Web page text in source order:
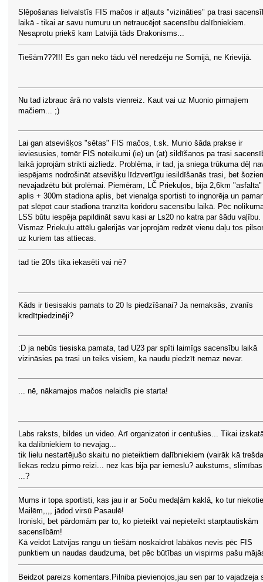
Slēpošanas lielvalstīs FIS mačos ir atļauts "vizināties" pa trasi
laikā - tikai ar savu numuru un netraucējot sacensību dalībniekiem.
Nesaprotu priekš kam Latvijā tāds Drakonisms...
Tiešām???!!! Es gan neko tādu vēl neredzēju ne Somijā, ne Krievijā.
Nu tad izbrauc ārā no valsts vienreiz. Kaut vai uz Muonio pirmajiem
mačiem... ;)
Lai gan atsevišķos "sētas" FIS mačos, t.sk. Munio šāda prakse ir
ieviesusies, tomēr FIS noteikumi (ie) un (at) sildīšanos pa trasi
laikā joprojām strikti aizliedz. Problēma, ir tad, ja sniega trūkuma dēļ
iespējams nodrošināt atsevišķu līdzvertīgu iesildīšanās trasi, bet
nevajadzētu būt prolēmai. Piemēram, LČ Priekuļos, bija 2,6km "asfalta"
aplis + 300m stadiona aplis, bet vienalga sportisti to ingnorēja un
pat slēpot caur stadiona tranzīta koridoru sacensību laikā. Pēc
LSS būtu iespēja papildināt savu kasi ar Ls20 no katra par šādu vaļību.
Vismaz Priekuļu attēlu galerijās var joprojām redzēt vienu daļu tos
uz kuriem tas attiecas.
tad tie 20ls tika iekasēti vai nē?
Kāds ir tiesisakis pamats to 20 ls piedzīšanai? Ja nemaksās, zvanīs
kredītpiedzinēji?
:D ja nebūs tiesiska pamata, tad U23 par spīti laimīgs sacensību laikā
vizināsies pa trasi un teiks visiem, ka naudu piedzīt nemaz nevar.
... nē, nākamajos mačos nelaidīs pie starta!
Labs raksts, bildes un video. Arī organizatori ir centušies... Tikai
ka dalībniekiem to nevajag...
tik lielu nestartējušo skaitu no pieteiktiem dalībniekiem (vairāk kā
liekas redzu pirmo reizi... nez kas bija par iemeslu? aukstums,
...?
Mums ir topa sportisti, kas jau ir ar Soču medaļām kaklā, ko tur
Mailēm,,,, jādod virsū Pasaulē!
Ironiski, bet pārdomām par to, ko pieteikt vai nepieteikt starptautiskām
sacensībām!
Kā veidot Latvijas rangu un tiešām noskaidrot labākos nevis pēc FIS
punktiem un naudas daudzuma, bet pēc būtības un vispirms pašu
Beidzot pareizs komentars.Pilniba pievienojos,jau sen par to vajadzeja